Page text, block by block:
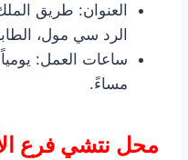
العنوان: طريق
الرد سي مول،
مساءً.
محل نتشي فرع